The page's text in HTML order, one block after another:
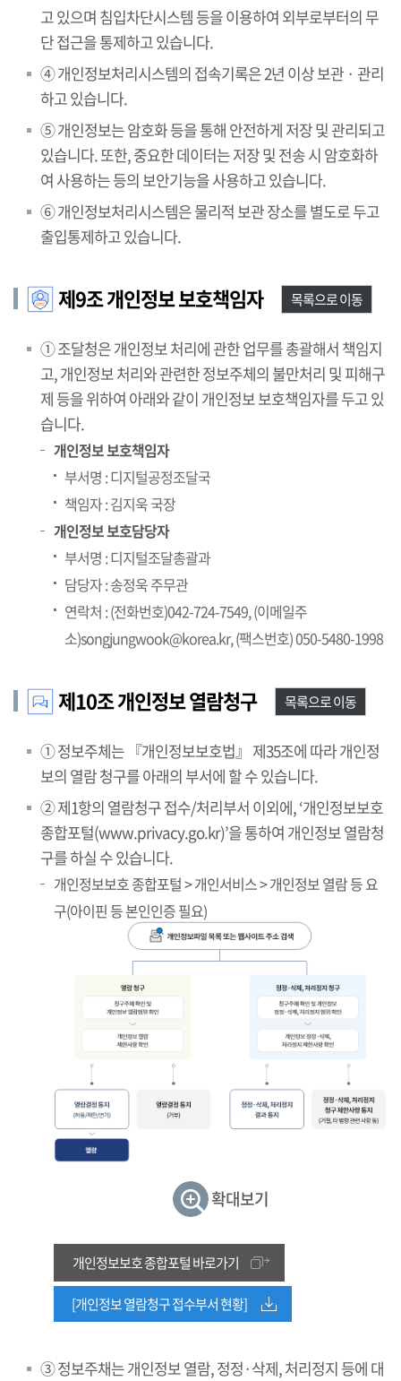
고 있으며 침입차단시스템 등을 이용하여 외부로부터의 무
단 접근을 통제하고 있습니다.
④ 개인정보처리시스템의 접속기록은 2년 이상 보관 · 관리
하고 있습니다.
⑤ 개인정보는 암호화 등을 통해 안전하게 저장 및 관리되고
있습니다. 또한, 중요한 데이터는 저장 및 전송 시 암호화하
여 사용하는 등의 보안기능을 사용하고 있습니다.
⑥ 개인정보처리시스템은 물리적 보관 장소를 별도로 두고
출입통제하고 있습니다.
제9조 개인정보 보호책임자 목록으로 이동
① 조달청은 개인정보 처리에 관한 업무를 총괄해서 책임지
고, 개인정보 처리와 관련한 정보주체의 불만처리 및 피해구
제 등을 위하여 아래와 같이 개인정보 보호책임자를 두고 있
습니다.
개인정보 보호책임자
부서명 : 디지털공정조달국
책임자 : 김지욱 국장
개인정보 보호담당자
부서명 : 디지털조달총괄과
담당자 : 송정욱 주무관
연락처 : (전화번호)042-724-7549, (이메일주
소)songjungwook@korea.kr, (팩스번호) 050-5480-1998
제10조 개인정보 열람청구 목록으로 이동
① 정보주체는 『개인정보보호법』 제35조에 따라 개인정
보의 열람 청구를 아래의 부서에 할 수 있습니다.
② 제1항의 열람청구 접수/처리부서 이외에, ‘개인정보보호
종합포털(www.privacy.go.kr)’을 통하여 개인정보 열람청
구를 하실 수 있습니다.
개인정보보호 종합포털 > 개인서비스 > 개인정보 열람 등 요
구(아이핀 등 본인인증 필요)
확대보기
개인정보보호 종합포털 바로가기
[개인정보 열람청구 접수부서 현황]
③ 정보주채는 개인정보 열람, 정정·삭제, 처리정지 등에 대